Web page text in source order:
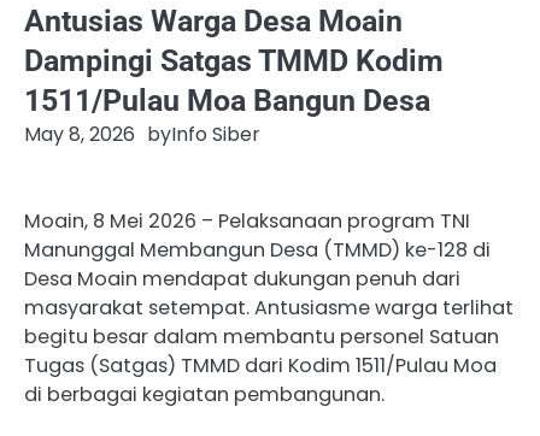
Antusias Warga Desa Moain
Dampingi Satgas TMMD Kodim
1511/Pulau Moa Bangun Desa
May 8, 2026 byInfo Siber
Moain, 8 Mei 2026 – Pelaksanaan program TNI
Manunggal Membangun Desa (TMMD) ke-128 di
Desa Moain mendapat dukungan penuh dari
masyarakat setempat. Antusiasme warga terlihat
begitu besar dalam membantu personel Satuan
Tugas (Satgas) TMMD dari Kodim 1511/Pulau Moa
di berbagai kegiatan pembangunan.